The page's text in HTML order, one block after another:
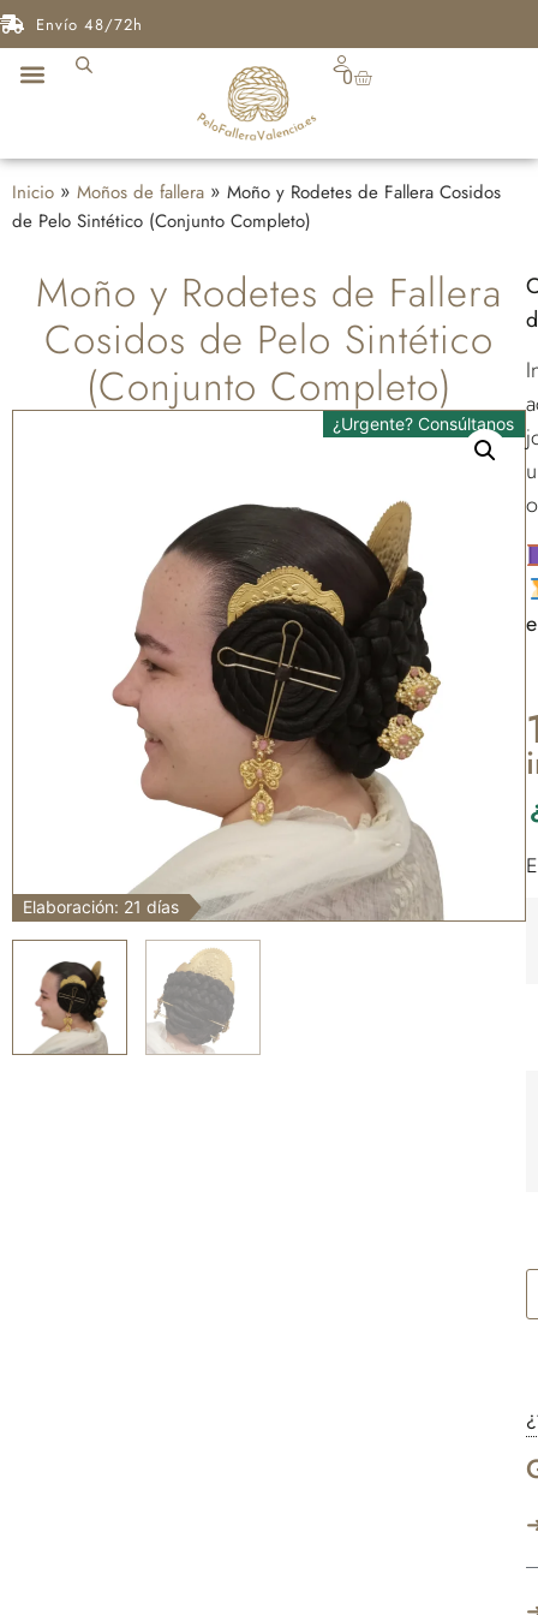
Envío 48/72h
0
Inicio » Moños de fallera » Moño y Rodetes de Fallera Cosidos
de Pelo Sintético (Conjunto Completo)
Moño y Rodetes de Fallera
Cosidos de Pelo Sintético
(Conjunto Completo)
¿Urgente? Consúltanos
Elaboración: 21 días